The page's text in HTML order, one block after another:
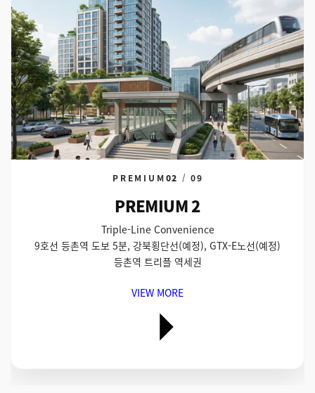
PREMIUM03 / 09
PREMIUM 3
Future Appreciation
서울 서부권 최대 개발사업 & 비즈니스허브
마곡더그리드(CJ공장부지) MICE복합단지 직접 수혜
VIEW MORE